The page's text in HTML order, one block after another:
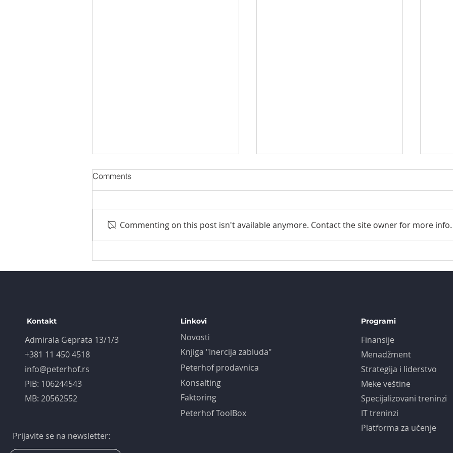
Otvoreni seminar Otvoreni seminar
Comments
Commenting on this post isn't available anymore. Contact the site owner for more info.
Kontakt
Admirala Geprata 13/1/3
+381 11 450 4518
info@peterhof.rs
PIB: 106244543
MB: 20562552
Prijavite se na newsletter:
Linkovi
Novosti
Knjiga "Inercija zabluda"
Peterhof prodavnica
Konsalting
Faktoring
Peterhof ToolBox
Programi
Finansije
Menadžment
Strategija i liderstvo
Meke veštine
Specijalizovani treninzi
IT treninzi
Platforma za učenje